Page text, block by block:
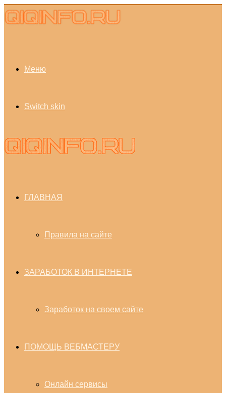
Меню
Switch skin
ГЛАВНАЯ
Правила на сайте
ЗАРАБОТОК В ИНТЕРНЕТЕ
Заработок на своем сайте
ПОМОЩЬ ВЕБМАСТЕРУ
Онлайн сервисы